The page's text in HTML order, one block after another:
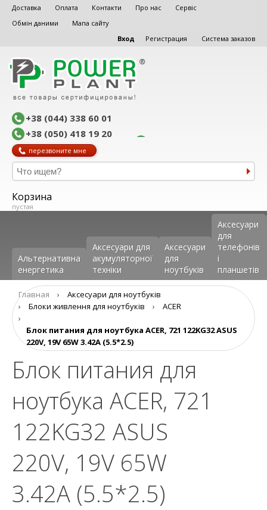
Доставка Оплата Контакти Про нас
Сервіс
Обмін даними
Мапа сайту
Вход
Регистрация Система заказов
+38 (044) 338 60 01
+38 (050) 418 19 20
перезвоните мне
Корзина
пустая
Альтернативна
енергетика
Аксесуари для
акумуляторної
техніки
Аксесуари
для
ноутбуків
Аксеcуари
для
телефонів
і
планшетів
Главная ›
Аксесуари для ноутбуків
›
Блоки живлення для ноутбуків ›
ACER
›
Блок питания для ноутбука ACER, 721 122KG32 ASUS
220V, 19V 65W 3.42A (5.5*2.5)
Блок питания для
ноутбука ACER, 721
122KG32 ASUS
220V, 19V 65W
3.42A (5.5*2.5)